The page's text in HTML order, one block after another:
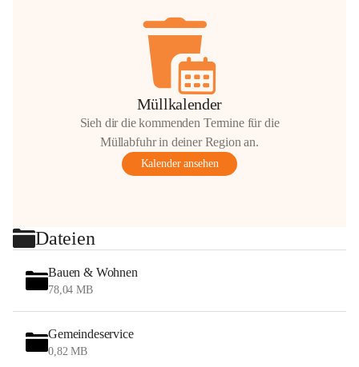
Müllkalender
Sieh dir die kommenden Termine für die
Müllabfuhr in deiner Region an.
Kalender ansehen
Dateien
Bauen & Wohnen
78,04 MB
Gemeindeservice
0,82 MB